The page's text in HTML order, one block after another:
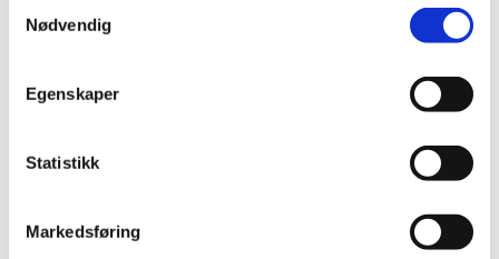
Nødvendig
Egenskaper
Statistikk
Markedsføring
Nå skal det bygges for alle og enhver på kroken